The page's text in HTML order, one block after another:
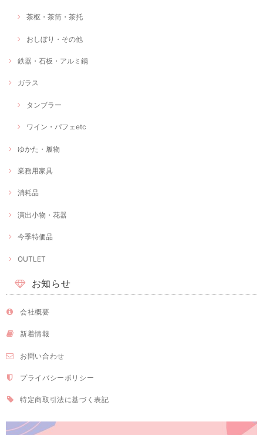
茶枢・茶筒・茶托
おしぼり・その他
鉄器・石板・アルミ鍋
ガラス
タンブラー
ワイン・パフェetc
ゆかた・履物
業務用家具
消耗品
演出小物・花器
今季特価品
OUTLET
お知らせ
会社概要
新着情報
お問い合わせ
プライバシーポリシー
特定商取引法に基づく表記